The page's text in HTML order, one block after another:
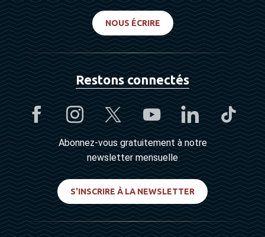
NOUS ÉCRIRE
Restons connectés
Abonnez-vous gratuitement à notre
newsletter mensuelle
S'INSCRIRE À LA NEWSLETTER